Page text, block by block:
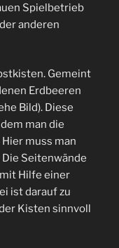
Spielbetrieb
anderen
Gemeint
Erdbeeren
Bild). Diese
man die
muss man
Seitenwände
Hilfe einer
ist darauf zu
Kisten sinnvoll